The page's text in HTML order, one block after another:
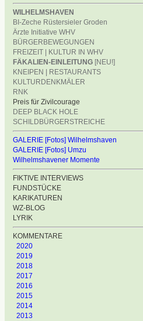
WILHELMSHAVEN
BI-Zeche Rüstersieler Groden
Ärzte Initiative WHV
BÜRGERBEWEGUNGEN
FREIZEIT | KULTUR IN WHV
FÄKALIEN-EINLEITUNG [NEU!]
KNEIPEN | RESTAURANTS
KULTURDENKMÄLER
RNK
Preis für Zivilcourage
DEEP BLACK HOLE
SCHILDBÜRGERSTREICHE
GALERIE [Fotos] Wilhelmshaven
GALERIE [Fotos] Umzu
Wilhelmshavener Momente
FIKTIVE INTERVIEWS
FUNDSTÜCKE
KARIKATUREN
WZ-BLOG
LYRIK
KOMMENTARE
2020
2019
2018
2017
2016
2015
2014
2013